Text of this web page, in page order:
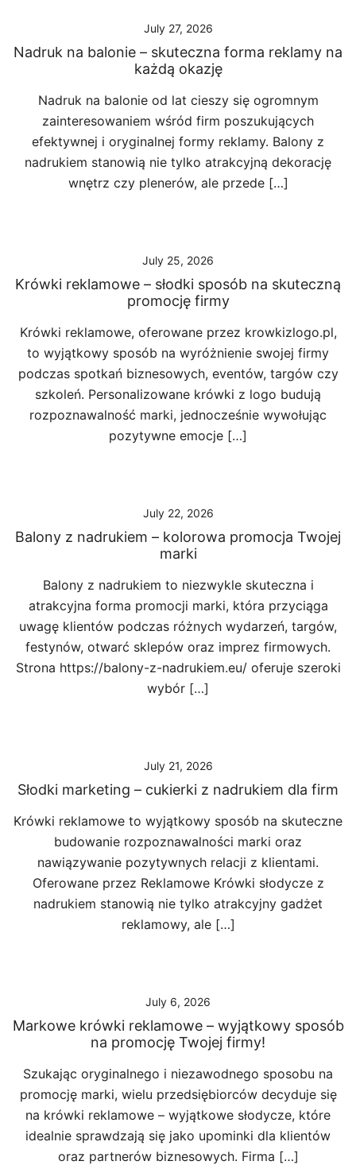
July 27, 2026
Nadruk na balonie – skuteczna forma reklamy na
każdą okazję
Nadruk na balonie od lat cieszy się ogromnym
zainteresowaniem wśród firm poszukujących
efektywnej i oryginalnej formy reklamy. Balony z
nadrukiem stanowią nie tylko atrakcyjną dekorację
wnętrz czy plenerów, ale przede […]
July 25, 2026
Krówki reklamowe – słodki sposób na skuteczną
promocję firmy
Krówki reklamowe, oferowane przez krowkizlogo.pl,
to wyjątkowy sposób na wyróżnienie swojej firmy
podczas spotkań biznesowych, eventów, targów czy
szkoleń. Personalizowane krówki z logo budują
rozpoznawalność marki, jednocześnie wywołując
pozytywne emocje […]
July 22, 2026
Balony z nadrukiem – kolorowa promocja Twojej
marki
Balony z nadrukiem to niezwykle skuteczna i
atrakcyjna forma promocji marki, która przyciąga
uwagę klientów podczas różnych wydarzeń, targów,
festynów, otwarć sklepów oraz imprez firmowych.
Strona https://balony-z-nadrukiem.eu/ oferuje szeroki
wybór […]
July 21, 2026
Słodki marketing – cukierki z nadrukiem dla firm
Krówki reklamowe to wyjątkowy sposób na skuteczne
budowanie rozpoznawalności marki oraz
nawiązywanie pozytywnych relacji z klientami.
Oferowane przez Reklamowe Krówki słodycze z
nadrukiem stanowią nie tylko atrakcyjny gadżet
reklamowy, ale […]
July 6, 2026
Markowe krówki reklamowe – wyjątkowy sposób
na promocję Twojej firmy!
Szukając oryginalnego i niezawodnego sposobu na
promocję marki, wielu przedsiębiorców decyduje się
na krówki reklamowe – wyjątkowe słodycze, które
idealnie sprawdzają się jako upominki dla klientów
oraz partnerów biznesowych. Firma […]